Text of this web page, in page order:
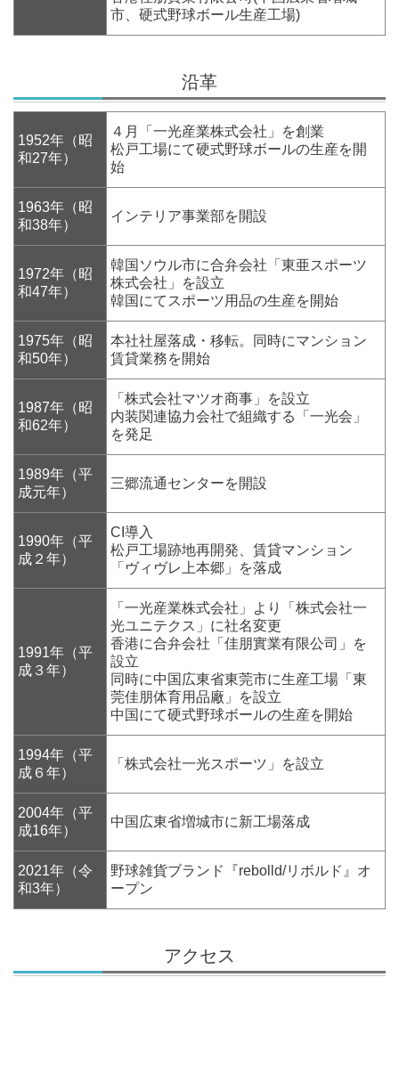
市、硬式野球ボール生産工場)
沿革
1952年（昭
和27年）
４月「一光産業株式会社」を創業
松戸工場にて硬式野球ボールの生産を開
始
1963年（昭
和38年）
インテリア事業部を開設
1972年（昭
和47年）
韓国ソウル市に合弁会社「東亜スポーツ
株式会社」を設立
韓国にてスポーツ用品の生産を開始
1975年（昭
和50年）
本社社屋落成・移転。同時にマンション
賃貸業務を開始
1987年（昭
和62年）
「株式会社マツオ商事」を設立
内装関連協力会社で組織する「一光会」
を発足
1989年（平
成元年）
三郷流通センターを開設
1990年（平
成２年）
CI導入
松戸工場跡地再開発、賃貸マンション
「ヴィヴレ上本郷」を落成
1991年（平
成３年）
「一光産業株式会社」より「株式会社一
光ユニテクス」に社名変更
香港に合弁会社「佳朋實業有限公司」を
設立
同時に中国広東省東莞市に生産工場「東
莞佳朋体育用品廠」を設立
中国にて硬式野球ボールの生産を開始
1994年（平
成６年）
「株式会社一光スポーツ」を設立
2004年（平
成16年）
中国広東省増城市に新工場落成
2021年（令
和3年）
野球雑貨ブランド『rebolld/リボルド』オ
ープン
アクセス